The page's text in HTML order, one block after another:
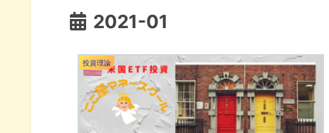
2021-01
投資理論